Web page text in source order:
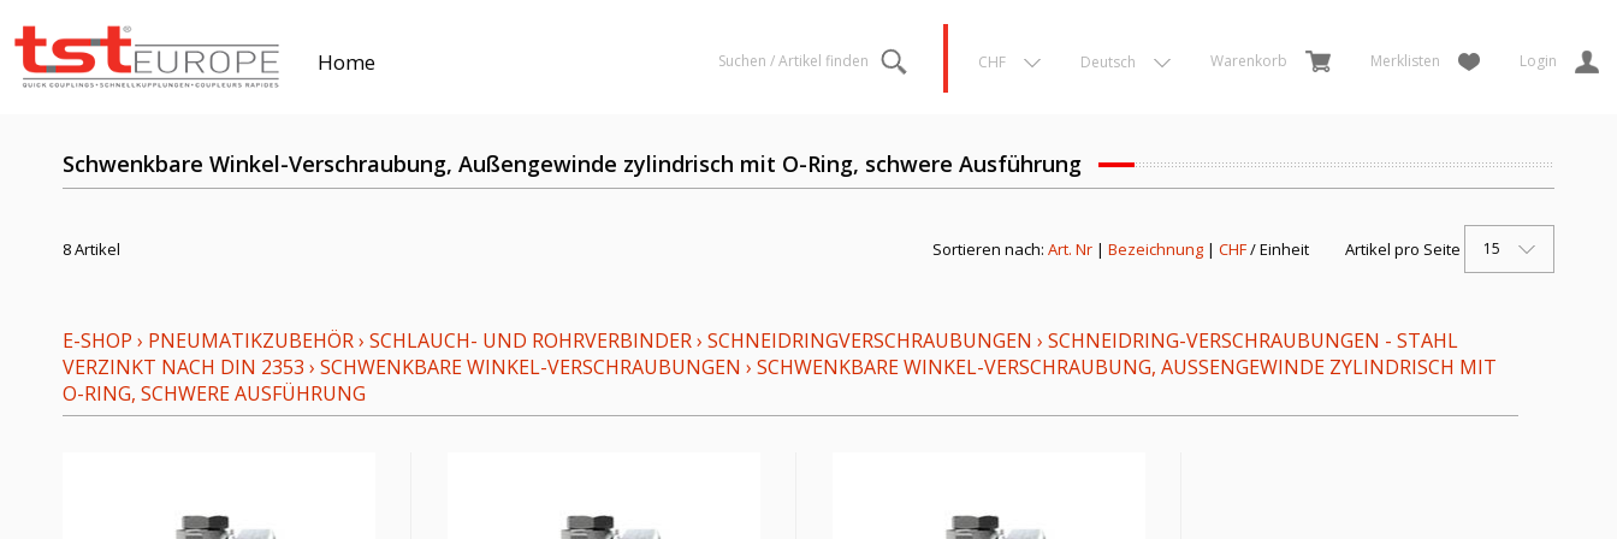
CHF Deutsch Warenkorb Merklisten Login
Suchen / Artikel finden
Home
Schwenkbare Winkel-Verschraubung, Außengewinde zylindrisch mit O-Ring, schwere Ausführung
Artikel pro Seite 15
Sortieren nach: Art. Nr | Bezeichnung | CHF/ Einheit
8 Artikel
E-SHOP › PNEUMATIKZUBEHÖR› SCHLAUCH- UND ROHRVERBINDER› SCHNEIDRINGVERSCHRAUBUNGEN › SCHNEIDRING-VERSCHRAUBUNGEN - STAHL
VERZINKT NACH DIN 2353 › SCHWENKBARE WINKEL-VERSCHRAUBUNGEN › SCHWENKBARE WINKEL-VERSCHRAUBUNG, AUSSENGEWINDE ZYLINDRISCH MIT O
-RING, SCHWERE AUSFÜHRUNG